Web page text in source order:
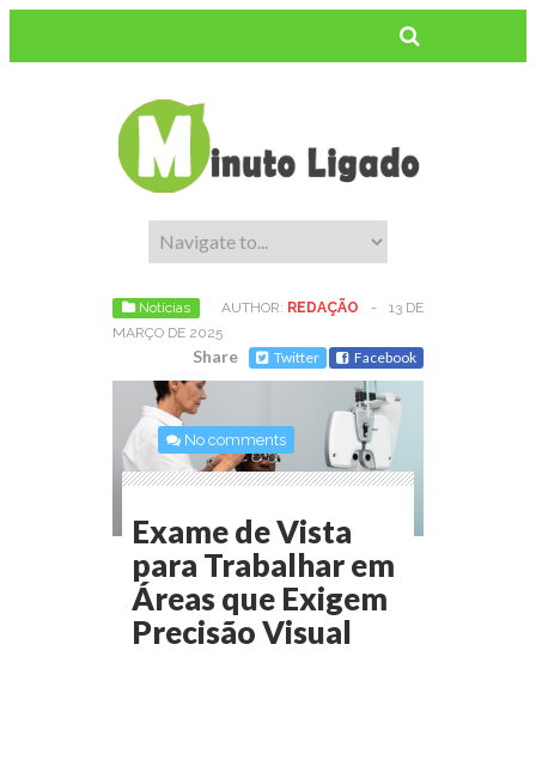
Notícias AUTHOR: REDAÇÃO -
13 DE
MARÇO DE 2025
Share Twitter Facebook
No comments
Exame de Vista
para Trabalhar em
Áreas que Exigem
Precisão Visual